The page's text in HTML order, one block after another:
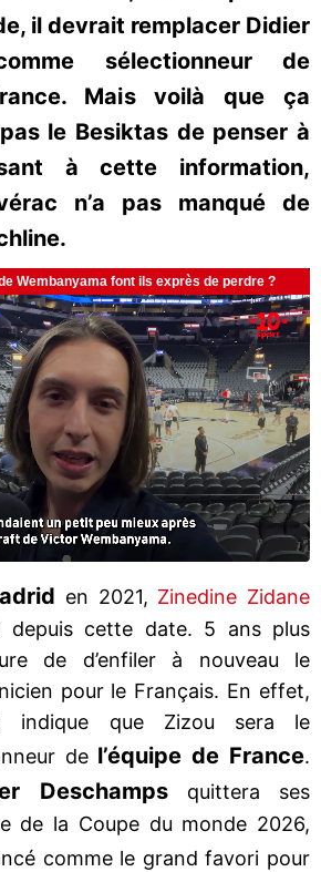
il devrait remplacer Didier
sélectionneur de
Mais voilà que ça
le Besiktas de penser à
à cette information,
n’a pas manqué de
en 2021, Zinedine Zidane
depuis cette date. 5 ans plus
de d’enfiler à nouveau le
pour le Français. En effet,
indique que Zizou sera le
de l’équipe de France.
Deschampsquittera ses
de la Coupe du monde 2026,
comme le grand favori pour